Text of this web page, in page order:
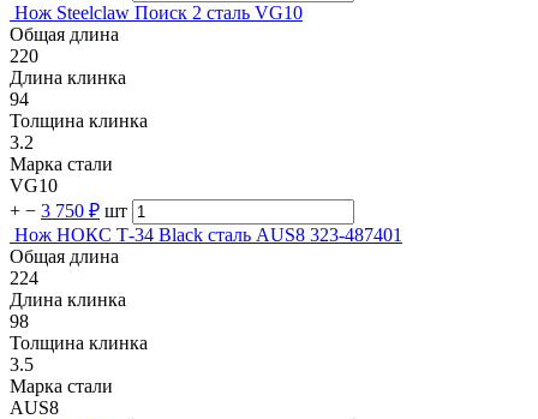
Нож Steelclaw Поиск 2 сталь VG10
Общая длина
220
Длина клинка
94
Толщина клинка
3.2
Марка стали
VG10
+ − 3 750 ₽ шт
Нож НОКС Т-34 Black сталь AUS8 323-487401
Общая длина
224
Длина клинка
98
Толщина клинка
3.5
Марка стали
AUS8